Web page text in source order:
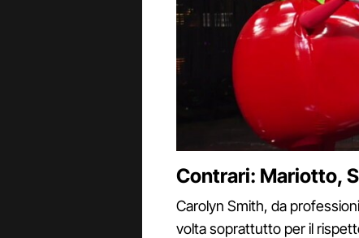
Contrari: Mariotto,
Carolyn Smith, da
volta soprattutto per il